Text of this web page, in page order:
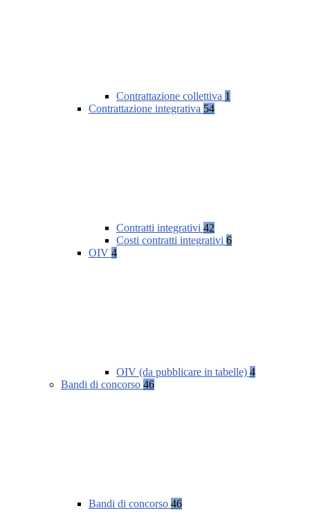
Contrattazione collettiva 1
Contrattazione integrativa 54
Contratti integrativi 42
Costi contratti integrativi 6
OIV 4
OIV (da pubblicare in tabelle) 4
Bandi di concorso 46
Bandi di concorso 46